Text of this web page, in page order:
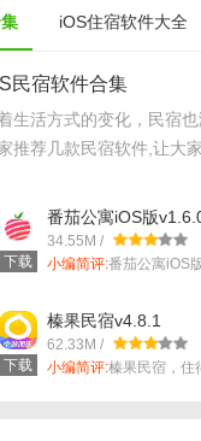
评价和打分，为其他用
系客服获得帮助。
民宿，满足不同用户的需
程，让用户快速完成预
打分，帮助其他用户做
，保障用户的资金安全。
民宿，感受不同的风土
iOS住宿软件大全
民宿软件合集
生活方式的变化，民宿
推荐几款民宿软件,让大
下载
番茄公寓iOS版
34.55M /
小编简评:番茄公寓iOS
下载
榛果民宿v4.8.1
62.33M /
小编简评:榛果民宿，住